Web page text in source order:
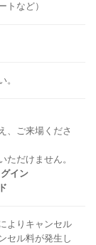
トなど）
。
、ご来場くださ
だけません。
イン
よりキャンセル
セル料が発生し